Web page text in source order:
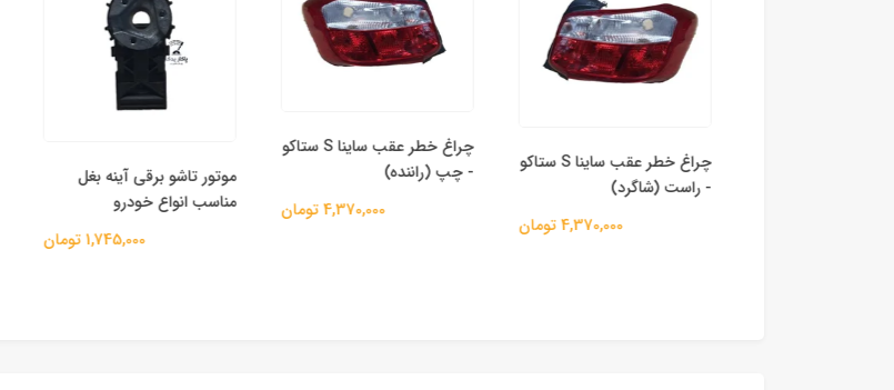
چراغ خطر عقب ساینا S ستاکو
- راست (شاگرد)
4,370,000 تومان
چراغ خطر عقب ساینا S ستاکو
- چپ (راننده)
4,370,000 تومان
موتور تاشو برقی آینه‌ بغل
مناسب انواع خودرو
1,745,000 تومان